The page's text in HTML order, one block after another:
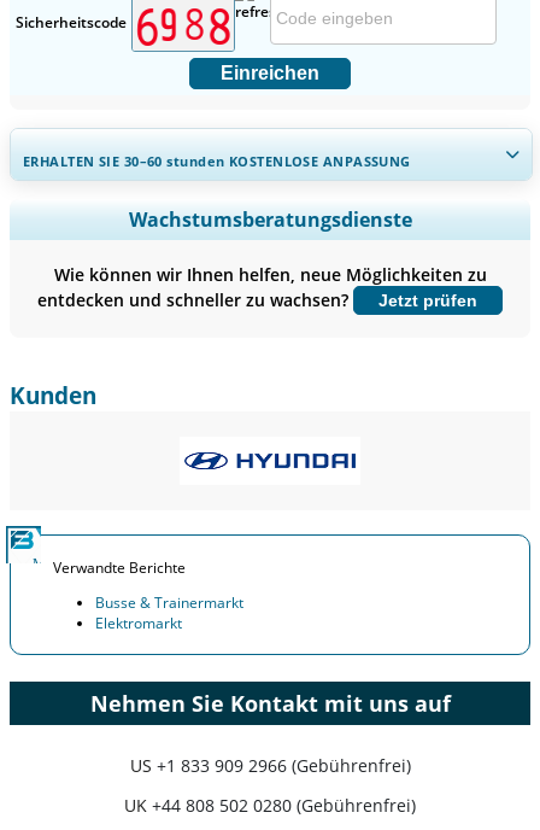
Sicherheitscode
Einreichen
ERHALTEN SIE 30–60stunden KOSTENLOSE ANPASSUNG
Regionale und länderspezifische Abdeckung erweitern,
Segmentanalyse, Unternehmensprofile, Wettbewerbs-
Jetzt anpassen
Wachstumsberatungsdienste
Wie können wir Ihnen helfen, neue Möglichkeiten zu
entdecken und schneller zu wachsen?
Jetzt prüfen
Kunden
Verwandte Berichte
Busse & Trainermarkt
Elektromarkt
Nehmen Sie Kontakt mit uns auf
US +1 833 909 2966 (Gebührenfrei)
UK +44 808 502 0280 (Gebührenfrei)